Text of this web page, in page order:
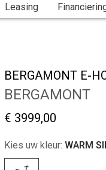
Leasing
BERGAMONT E-
BERGAMONT
€ 3999,00
Kies uw kleur: WARM